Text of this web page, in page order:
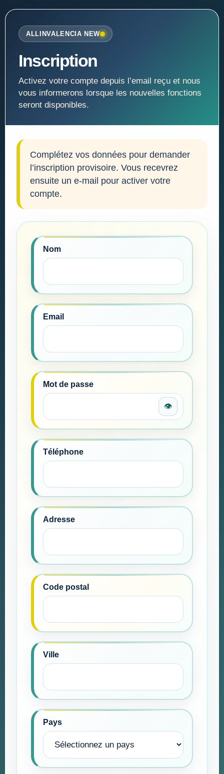
ALLINVALENCIA NEW
Inscription
Activez votre compte depuis l’email reçu et nous
vous informerons lorsque les nouvelles fonctions
seront disponibles.
Complétez vos données pour demander
l’inscription provisoire. Vous recevrez
ensuite un e-mail pour activer votre
compte.
Nom
Email
Mot de passe
👁
Téléphone
Adresse
Code postal
Ville
Pays